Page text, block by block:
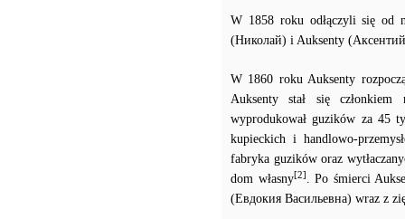
W 1858 roku odłączyli się od
(Николай) i Auksenty
W 1860 roku Auksenty
Auksenty stał się członkiem
wyprodukował guzików za 45
kupieckich i handlowo-
fabryka guzików oraz
dom własny[2] . Po śmierci
(Евдокия Васильевна) wraz z